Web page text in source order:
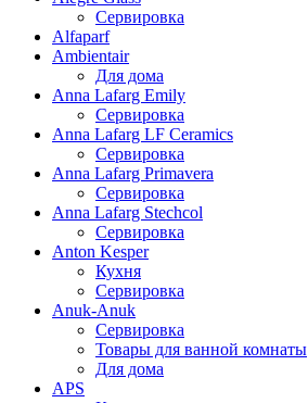
Сервировка
Alfaparf
Ambientair
Для дома
Anna Lafarg Emily
Сервировка
Anna Lafarg LF Ceramics
Сервировка
Anna Lafarg Primavera
Сервировка
Anna Lafarg Stechcol
Сервировка
Anton Kesper
Кухня
Сервировка
Anuk-Anuk
Сервировка
Товары для ванной комнаты
Для дома
APS